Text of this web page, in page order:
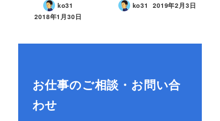
ko31
2018年1月30日
ko31 2019年2月3日
お仕事のご相談・お問い合
わせ